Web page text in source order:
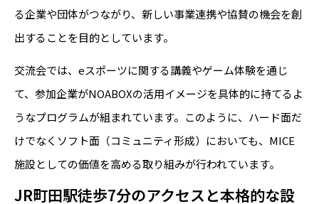
る企業や団体がつながり、新しい事業連携や協賛の機会を創
出することを目的としています。
交流会では、eスポーツに関する講義やゲーム体験を通じ
て、参加企業がNOABOXの活用イメージを具体的に持てるよ
うなプログラムが組まれています。このように、ハード面だ
けでなくソフト面（コミュニティ形成）においても、MICE
施設としての価値を高める取り組みが行われています。
JR町田駅徒歩7分のアクセスと本格的な設